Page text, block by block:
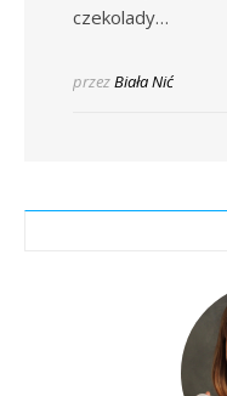
czekolady…
przezBiała Nić